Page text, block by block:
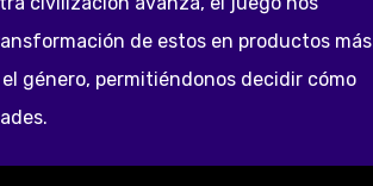
de estos en productos más
género, permitiéndonos decidir cómo